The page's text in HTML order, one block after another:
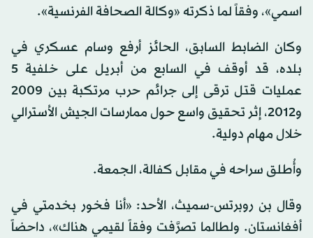
اسمي»، وفقاً لما ذكرته «وكالة الصحافة الفرنسية».
وكان الضابط السابق، الحائز أرفع وسام عسكري في
بلده، قد أوقف في السابع من أبريل على خلفية 5
عمليات قتل ترقى إلى جرائم حرب مرتكبة بين 2009
و2012، إثر تحقيق واسع حول ممارسات الجيش الأسترالي
خلال مهام دولية.
وأُطلق سراحه في مقابل كفالة، الجمعة.
وقال بن روبرتس-سميث، الأحد: «أنا فخور بخدمتي في
أفغانستان. ولطالما تصرَّفت وفقاً لقيمي هناك»، داحضاً